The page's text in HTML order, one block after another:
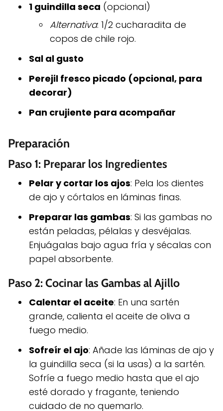
1 guindilla seca (opcional)
Alternativa: 1/2 cucharadita de
copos de chile rojo.
Sal al gusto
Perejil fresco picado (opcional, para
decorar)
Pan crujiente para acompañar
Preparación
Paso 1: Preparar los Ingredientes
Pelar y cortar los ajos: Pela los dientes
de ajo y córtalos en láminas finas.
Preparar las gambas: Si las gambas no
están peladas, pélalas y desvéjalas.
Enjuágalas bajo agua fría y sécalas con
papel absorbente.
Paso 2: Cocinar las Gambas al Ajillo
Calentar el aceite: En una sartén
grande, calienta el aceite de oliva a
fuego medio.
Sofreír el ajo: Añade las láminas de ajo y
la guindilla seca (si la usas) a la sartén.
Sofríe a fuego medio hasta que el ajo
esté dorado y fragante, teniendo
cuidado de no quemarlo.